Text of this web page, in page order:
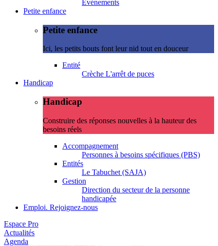
Evénements
Petite enfance
Petite enfance
Ici, les petits bouts font leur nid tout en douceur
Entité
Crèche L'arrêt de puces
Handicap
Handicap
Construire des réponses nouvelles à la hauteur des
besoins réels
Accompagnement
Personnes à besoins spécifiques (PBS)
Entités
Le Tabuchet (SAJA)
Gestion
Direction du secteur de la personne
handicapée
Emploi. Rejoignez-nous
Espace Pro
Actualités
Agenda